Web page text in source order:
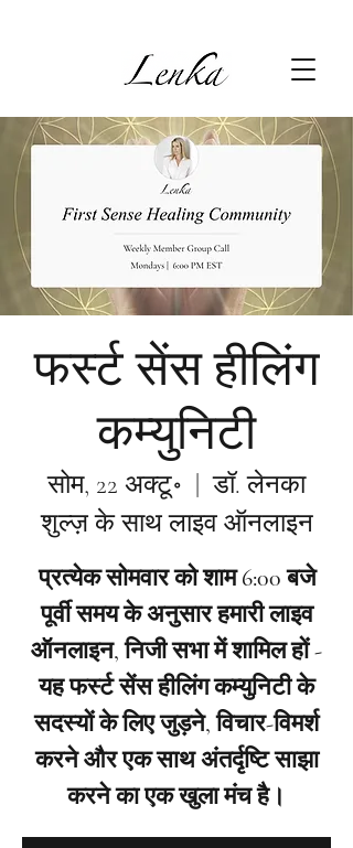
फर्स्ट सेंस हीलिंग
कम्युनिटी
सोम, 22 अक्टू॰
  |
डॉ. लेनका
शुल्ज़ के साथ लाइव ऑनलाइन
प्रत्येक सोमवार को शाम 6:00 बजे
पूर्वी समय के अनुसार हमारी लाइव
ऑनलाइन, निजी सभा में शामिल हों -
यह फर्स्ट सेंस हीलिंग कम्युनिटी के
सदस्यों के लिए जुड़ने, विचार-विमर्श
करने और एक साथ अंतर्दृष्टि साझा
करने का एक खुला मंच है।